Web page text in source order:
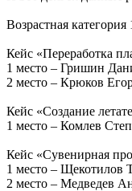
Возрастная
Кейс «Переработка
1 место – Гришин
2 место – Крюков
Кейс «Создание
1 место – Комлев
Кейс «Сувенирная
1 место – Щекотилов
2 место – Медведев